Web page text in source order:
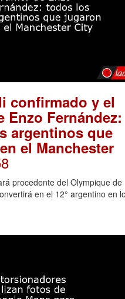
confirmado y el
Enzo Fernández:
argentinos que
el Manchester
procedente del Olympique de
en el 12° argentino en los